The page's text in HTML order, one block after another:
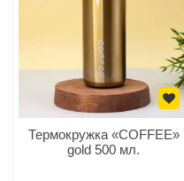
Термокружка «COFFEE»
gold 500 мл.